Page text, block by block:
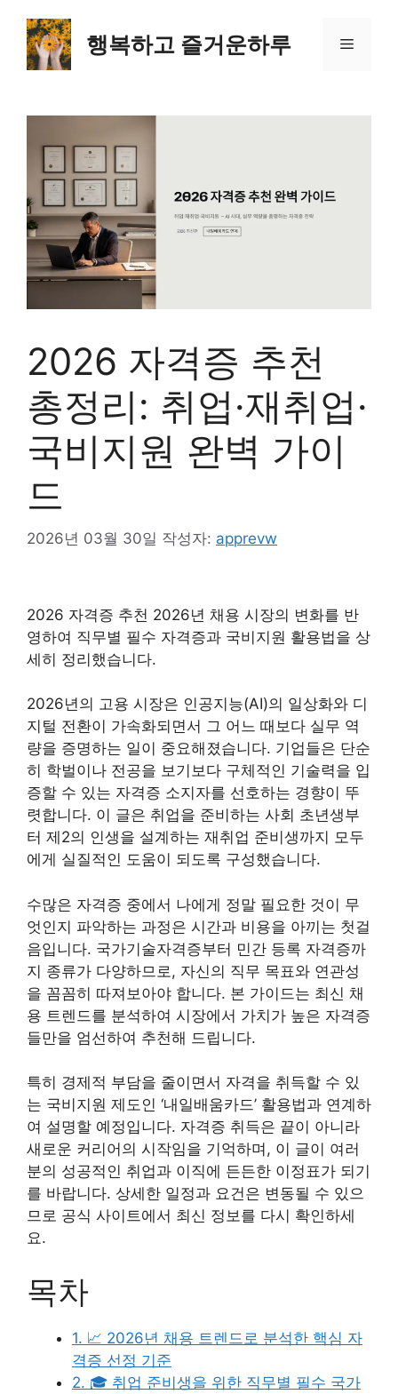
행복하고 즐거운하루 메
2026 자격증 추천
총정리: 취업·재취업·
국비지원 완벽 가이
드
2026년 03월 30일 작성자: apprevw
2026 자격증 추천 2026년 채용 시장의 변화를 반
영하여 직무별 필수 자격증과 국비지원 활용법을 상
세히 정리했습니다.
2026년의 고용 시장은 인공지능(AI)의 일상화와 디
지털 전환이 가속화되면서 그 어느 때보다 실무 역
량을 증명하는 일이 중요해졌습니다. 기업들은 단순
히 학벌이나 전공을 보기보다 구체적인 기술력을 입
증할 수 있는 자격증 소지자를 선호하는 경향이 뚜
렷합니다. 이 글은 취업을 준비하는 사회 초년생부
터 제2의 인생을 설계하는 재취업 준비생까지 모두
에게 실질적인 도움이 되도록 구성했습니다.
수많은 자격증 중에서 나에게 정말 필요한 것이 무
엇인지 파악하는 과정은 시간과 비용을 아끼는 첫걸
음입니다. 국가기술자격증부터 민간 등록 자격증까
지 종류가 다양하므로, 자신의 직무 목표와 연관성
을 꼼꼼히 따져보아야 합니다. 본 가이드는 최신 채
용 트렌드를 분석하여 시장에서 가치가 높은 자격증
들만을 엄선하여 추천해 드립니다.
특히 경제적 부담을 줄이면서 자격을 취득할 수 있
는 국비지원 제도인 ‘내일배움카드’ 활용법과 연계하
여 설명할 예정입니다. 자격증 취득은 끝이 아니라
새로운 커리어의 시작임을 기억하며, 이 글이 여러
분의 성공적인 취업과 이직에 든든한 이정표가 되기
를 바랍니다. 상세한 일정과 요건은 변동될 수 있으
므로 공식 사이트에서 최신 정보를 다시 확인하세
요.
목차
1. 📈 2026년 채용 트렌드로 분석한 핵심 자
격증 선정 기준
2. 🎓 취업 준비생을 위한 직무별 필수 국가